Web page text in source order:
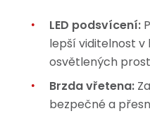
LED podsvícení:
lepší viditelnost v
osvětlených
Brzda vřetena:
bezpečné a